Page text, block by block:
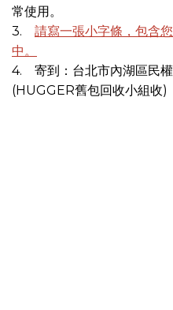
常使用。
3. 請寫一張小字條，包含
中。
4. 寄到：台北市內湖區民
(HUGGER舊包回收小組收)